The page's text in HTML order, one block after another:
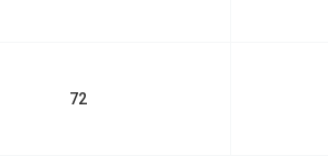
72